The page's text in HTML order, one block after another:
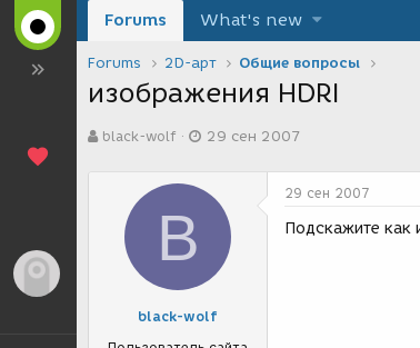
Forums What's new
Forums 2D-арт Общие вопросы
изображения HDRI
в
black-wolf
а
с
а
и
я
29 сен 2007
B
black-wolf
29 сен 2007
Подскажите как